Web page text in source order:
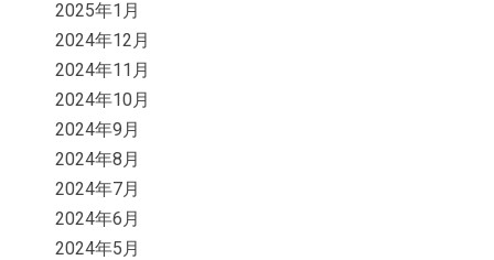
2025年1月
2024年12月
2024年11月
2024年10月
2024年9月
2024年8月
2024年7月
2024年6月
2024年5月